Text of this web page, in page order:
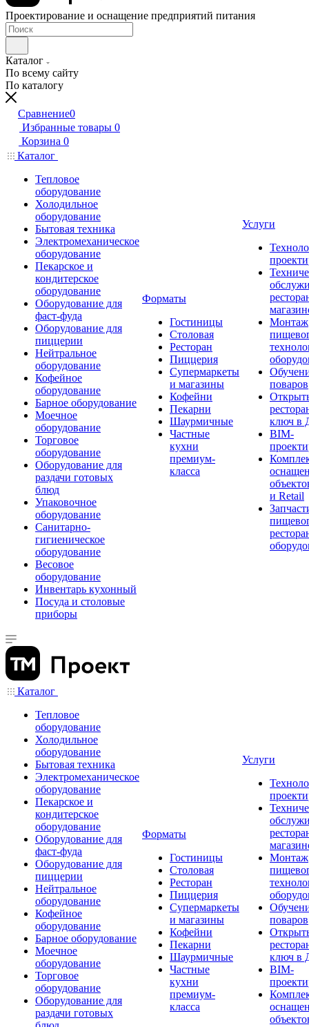
Проектирование и оснащение предприятий питания
Каталог
По всему сайту
По каталогу
Сравнение0
Избранные товары 0
Корзина 0
Каталог
Тепловое
оборудование
Холодильное
оборудование
Бытовая техника
Электромеханическое
оборудование
Пекарское и
кондитерское
оборудование
Оборудование для
фаст-фуда
Оборудование для
пиццерии
Нейтральное
оборудование
Кофейное
оборудование
Барное оборудование
Моечное
оборудование
Торговое
оборудование
Оборудование для
раздачи готовых
блюд
Упаковочное
оборудование
Санитарно-
гигиеническое
оборудование
Весовое
оборудование
Инвентарь кухонный
Посуда и столовые
приборы
Форматы
Гостиницы
Столовая
Ресторан
Пиццерия
Супермаркеты
и магазины
Кофейни
Пекарни
Шаурмичные
Частные
кухни
премиум-
класса
Услуги
Монтаж
поваров
ключ в
BIM-
и Retail
Каталог
Тепловое
оборудование
Холодильное
оборудование
Бытовая техника
Электромеханическое
оборудование
Пекарское и
кондитерское
оборудование
Оборудование для
фаст-фуда
Оборудование для
пиццерии
Нейтральное
оборудование
Кофейное
оборудование
Барное оборудование
Моечное
оборудование
Торговое
оборудование
Оборудование для
раздачи готовых
Форматы
Гостиницы
Столовая
Ресторан
Пиццерия
Супермаркеты
и магазины
Кофейни
Пекарни
Шаурмичные
Частные
кухни
премиум-
класса
Услуги
Монтаж
поваров
ключ в
BIM-